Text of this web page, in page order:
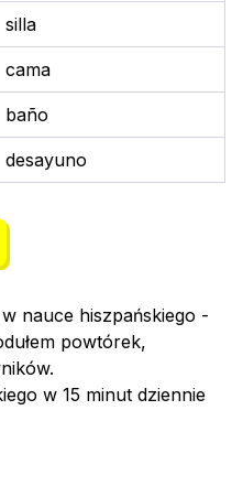
silla
cama
baño
desayuno
nauce hiszpańskiego -
powtórek,
w 15 minut dziennie